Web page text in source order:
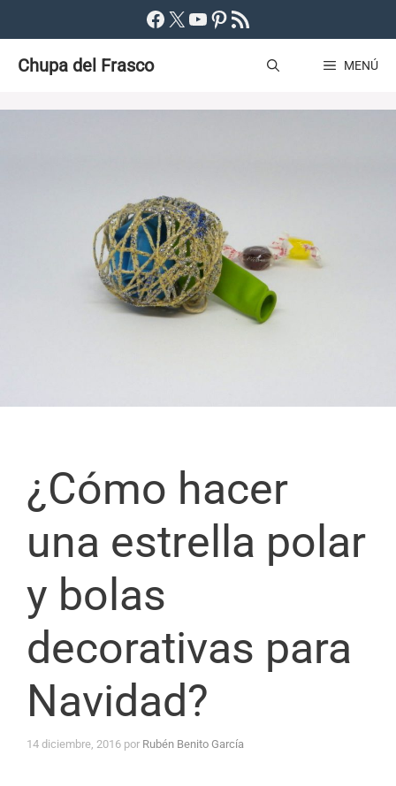
al
contenido
Facebook
X YouTube
Pinterest
Feed RSS
Chupa del Frasco MENÚ
¿Cómo hacer
una estrella polar
y bolas
decorativas para
Navidad?
14 diciembre, 2016 por Rubén Benito García